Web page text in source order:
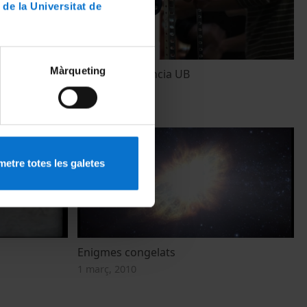
la Universitat de
Màrqueting
totes les galetes
Festa de la Ciència UB
27 maig, 2015
Enigmes congelats
1 març, 2010